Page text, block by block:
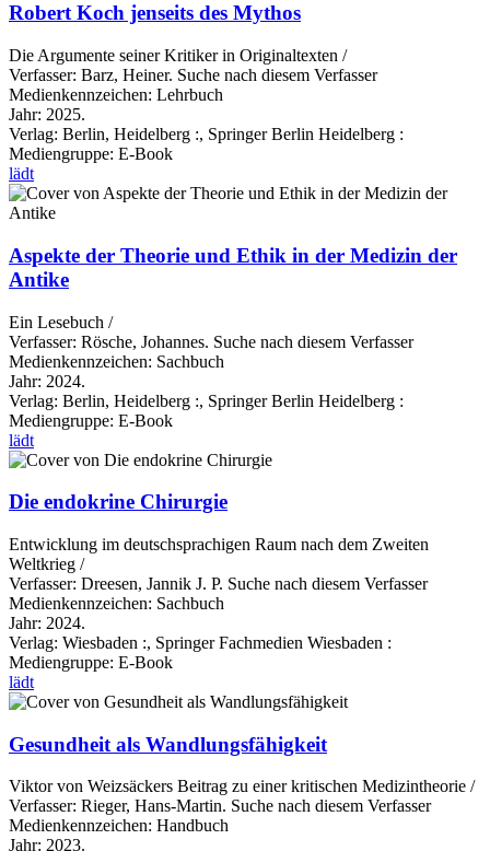
Robert Koch jenseits des Mythos
Die Argumente seiner Kritiker in Originaltexten /
Verfasser: Barz, Heiner. Suche nach diesem Verfasser
Medienkennzeichen: Lehrbuch
Jahr: 2025.
Verlag: Berlin, Heidelberg :, Springer Berlin Heidelberg :
Mediengruppe: E-Book
lädt
Aspekte der Theorie und Ethik in der Medizin der
Antike
Ein Lesebuch /
Verfasser: Rösche, Johannes. Suche nach diesem Verfasser
Medienkennzeichen: Sachbuch
Jahr: 2024.
Verlag: Berlin, Heidelberg :, Springer Berlin Heidelberg :
Mediengruppe: E-Book
lädt
Die endokrine Chirurgie
Entwicklung im deutschsprachigen Raum nach dem Zweiten
Weltkrieg /
Verfasser: Dreesen, Jannik J. P. Suche nach diesem Verfasser
Medienkennzeichen: Sachbuch
Jahr: 2024.
Verlag: Wiesbaden :, Springer Fachmedien Wiesbaden :
Mediengruppe: E-Book
lädt
Gesundheit als Wandlungsfähigkeit
Viktor von Weizsäckers Beitrag zu einer kritischen Medizintheorie /
Verfasser: Rieger, Hans-Martin. Suche nach diesem Verfasser
Medienkennzeichen: Handbuch
Jahr: 2023.